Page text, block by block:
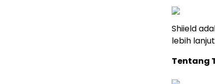
Shiield
lebih
Tentang